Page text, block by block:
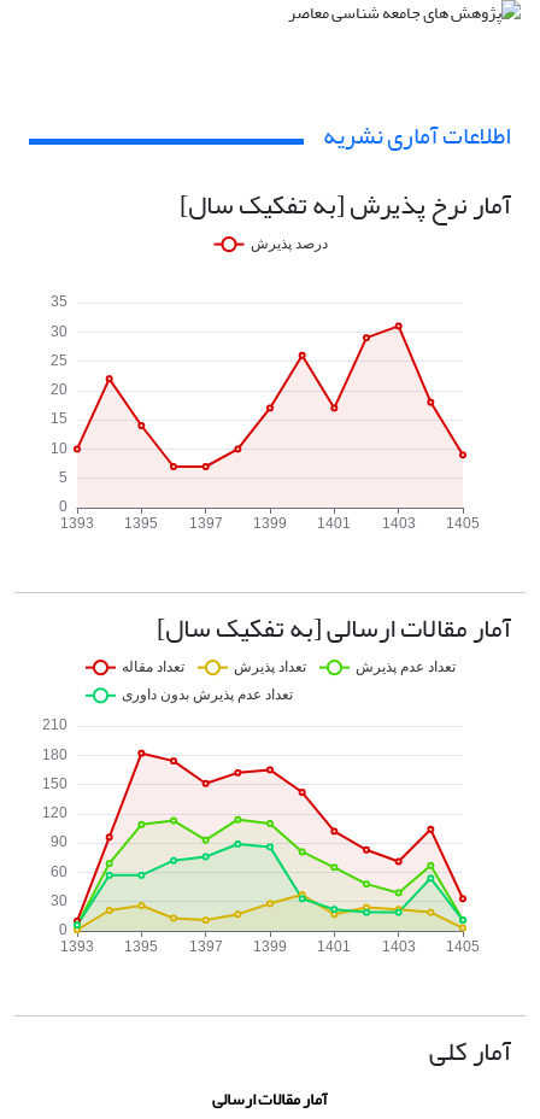
اطلاعات آماری نشریه
آمار نرخ پذیرش [به تفکیک سال]
آمار مقالات ارسالی [به تفکیک سال]
آمار کلی
آمار مقالات ارسالی